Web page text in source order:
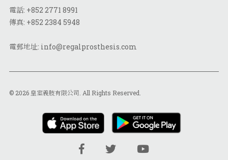
電話: +852 2771 8991
傳真: +852 2384 5948
電郵地址: info@regalprosthesis.com
© 2026 皇室義肢有限公司. All Rights Reserved.